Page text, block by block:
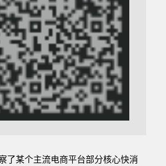
了某个主流电商平台部分核心快消